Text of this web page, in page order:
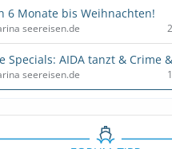
6 Monate bis Weihnachten!
seereisen.de
Specials: AIDA tanzt & Crime
seereisen.de